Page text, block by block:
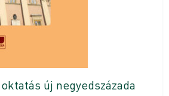
új negyedszázada